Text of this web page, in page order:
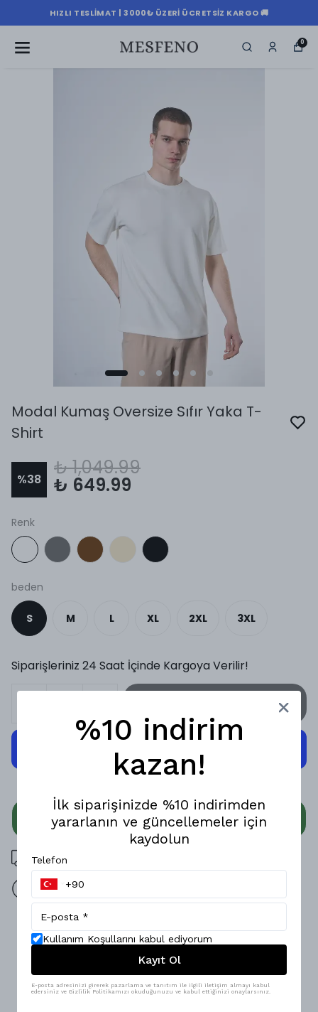
HIZLI TESLIMAT | 3000₺ ÜZERI ÜCRETSIZ KARGO 🚚
0
Modal Kumaş Oversize Sıfır Yaka T-
Shirt
%38
₺ 1,049.99
₺ 649.99
Renk
beden
S M L XL 2XL 3XL
Siparişleriniz 24 Saat İçinde Kargoya Verilir!
WHATSAPP
3000 TL üzeri ücretsiz kargo
14 gün içinde iade değişim
Ürün Açıklaması
Konfor ve şıklığın birleşimi erkek modal t-shirt! Modal
kumaşın yumuşak dokusu, hafif ve nefes alabilen yapısıyla
gün boyu konfor sağlar.; 5 farklı renk seçeneği ile geniş
kombin imkanı sunar.; Regular fit kesimi, vücuda dengeli
otururken, sıfır yaka tasarımı modern, sade ve premium bir
%10 indirim
kazan!
İlk siparişinizde %10 indirimden
yararlanın ve güncellemeler için
kaydolun
Telefon
Kullanım Koşullarını kabul ediyorum
Kayıt Ol
E-posta adresinizi girerek pazarlama ve tanıtım ile ilgili iletişim almayı kabul
edersiniz ve Gizlilik Politikamızı okuduğunuzu ve kabul ettiğinizi onaylarsınız.